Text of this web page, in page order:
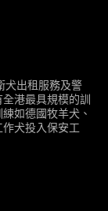
犬出租服務及警
港最具規模的訓
如德國牧羊犬、
犬投入保安工